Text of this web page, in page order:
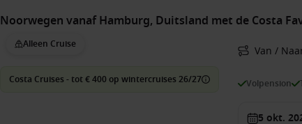
Noorwegen vanaf Hamburg, Duitsland met de Costa
Alleen Cruise
Costa Cruises - tot € 400 op wintercruises 26/27
Van /
Volpension
5 okt.